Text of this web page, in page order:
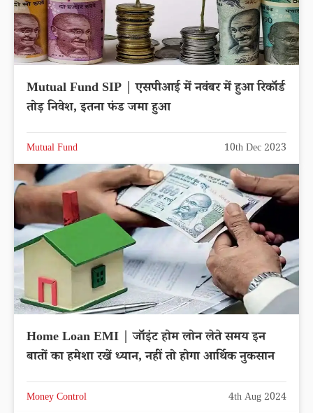
Mutual Fund SIP | एसपीआई में नवंबर में हुआ रिकॉर्ड
तोड़ निवेश, इतना फंड जमा हुआ
Mutual Fund 10th Dec 2023
Home Loan EMI | जॉइंट होम लोन लेते समय इन
बातों का हमेशा रखें ध्यान, नहीं तो होगा आर्थिक नुकसान
Money Control 4th Aug 2024